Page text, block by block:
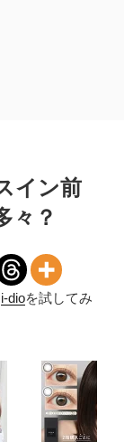
イン前
々？
i-dioを試してみ